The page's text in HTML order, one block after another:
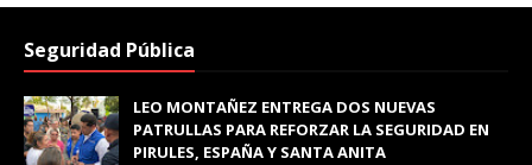
Seguridad Pública
LEO MONTAÑEZ ENTREGA DOS NUEVAS
PATRULLAS PARA REFORZAR LA SEGURIDAD EN
PIRULES, ESPAÑA Y SANTA ANITA